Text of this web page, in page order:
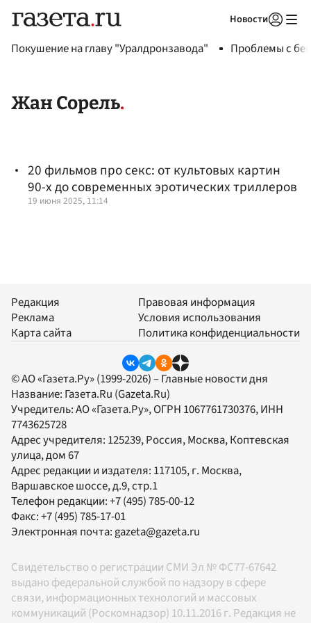
Новости
Покушение на главу "Уралдронзавода" Проблемы с
Жан Сорель
20 фильмов про секс: от культовых картин
90-х до современных эротических триллеров
19 июня 2025, 11:14
Редакция
Реклама
Карта сайта
Правовая информация
Условия использования
Политика конфиденциальности
© АО «Газета.Ру» (1999-2026) – Главные новости дня
Название: Газета.Ru (Gazeta.Ru)
Учредитель:АО «Газета.Ру», ОГРН 1067761730376, ИНН
7743625728
Адрес учредителя: 125239, Россия, Москва, Коптевская
улица, дом 67
Адрес редакции и издателя: 117105, г. Москва,
Варшавское шоссе, д.9, стр.1
Телефон редакции:+7 (495) 785-00-12
Факс:+7 (495) 785-17-01
Электронная почта:gazeta@gazeta.ru
Свидетельство о регистрации СМИ Эл № ФС77-67642
выдано федеральной службой по надзору в сфере
связи, информационных технологий и массовых
коммуникаций (Роскомнадзор) 10.11.2016 г. Редакция не